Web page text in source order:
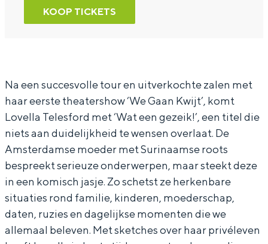
v
e
a
T
e
l
s
f
o
r
L
o
l
l
a
T
l
e
s
f
e
l
T
e
l
e
s
f
o
r
d
n
L
e
l
l
a
e
l
e
s
KOOP TICKETS
Na een succesvolle tour en uitverkochte zalen met
haar eerste theatershow ‘We Gaan Kwijt’, komt
Lovella Telesford met ‘Wat een gezeik!’, een titel die
niets aan duidelijkheid te wensen overlaat. De
Amsterdamse moeder met Surinaamse roots
bespreekt serieuze onderwerpen, maar steekt deze
in een komisch jasje. Zo schetst ze herkenbare
situaties rond familie, kinderen, moederschap,
daten, ruzies en dagelijkse momenten die we
allemaal beleven. Met sketches over haar privéleven